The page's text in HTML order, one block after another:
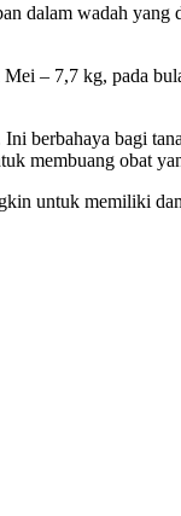
dalam wadah yang
– 7,7 kg, pada
berbahaya bagi
membuang obat
untuk memiliki